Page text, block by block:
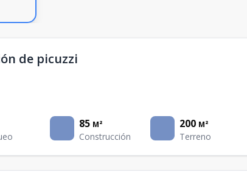
de picuzzi
85 M²
Construcción
200 M²
Terreno